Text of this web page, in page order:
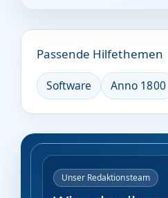
Passende Hilfethemen
Software Anno 1800
Unser Redaktionsteam